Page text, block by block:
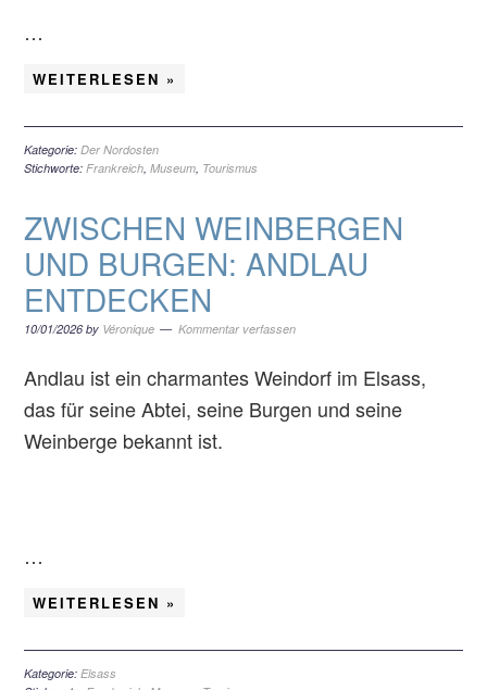
…
WEITERLESEN »
Kategorie:Der Nordosten
Stichworte:Frankreich,Museum, Tourismus
ZWISCHEN WEINBERGEN
UND BURGEN: ANDLAU
ENTDECKEN
10/01/2026 by Véronique Kommentar verfassen
Andlau ist ein charmantes Weindorf im Elsass,
das für seine Abtei, seine Burgen und seine
Weinberge bekannt ist.
…
WEITERLESEN »
Kategorie:Elsass